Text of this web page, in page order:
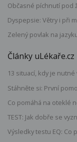
Občasné píchnutí pod
Dyspepsie: Větry i při
Zelený povlak na
Články uLékaře.cz
13 situací, kdy je
Stáhněte si: První
Co pomáhá na oteklé
TEST: Jak dobře se
Výsledky testu EQ: Co